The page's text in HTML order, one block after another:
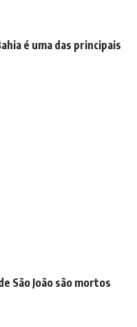
é uma das principais
São João são mortos